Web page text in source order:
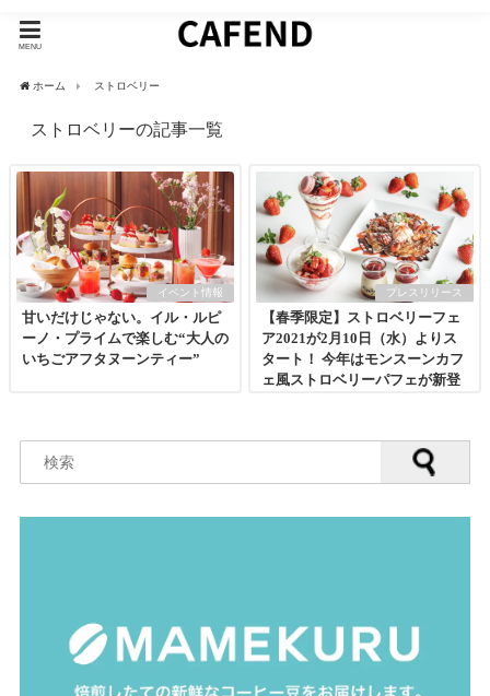
MENU
ホーム ストロベリー
ストロベリーの記事一覧
イベント情報
甘いだけじゃない。イル・ルピ
ーノ・プライムで楽しむ“大人の
いちごアフタヌーンティー”
プレスリリース
【春季限定】ストロベリーフェ
ア2021が2月10日（水）よりス
タート！ 今年はモンスーンカフ
ェ風ストロベリーパフェが新登